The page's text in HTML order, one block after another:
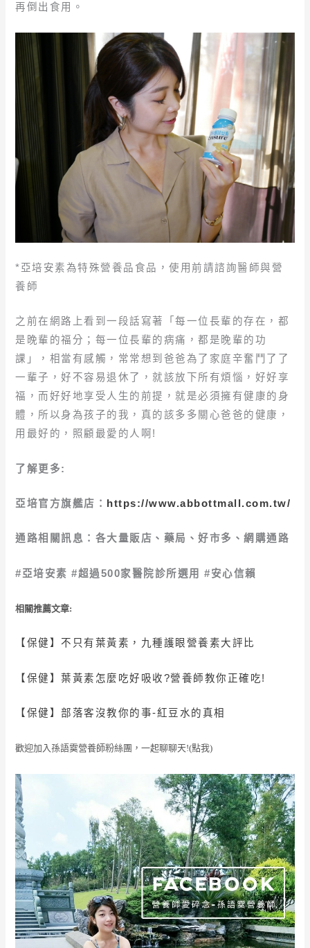
再倒出食用。
*亞培安素為特殊營養品食品，使用前請諮詢醫師與營
養師
之前在網路上看到一段話寫著「每一位長輩的存在，都
是晚輩的福分；每一位長輩的病痛，都是晚輩的功
課」，相當有感觸，常常想到爸爸為了家庭辛奮鬥了了
一輩子，好不容易退休了，就該放下所有煩惱，好好享
福，而好好地享受人生的前提，就是必須擁有健康的身
體，所以身為孩子的我，真的該多多關心爸爸的健康，
用最好的，照顧最愛的人啊!
了解更多:
亞培官方旗艦店： https://www.abbottmall.com.tw/
通路相關訊息：各大量販店、藥局、好市多、網購通路
#亞培安素 #超過500家醫院診所選用 #安心信賴
相關推薦文章:
【保健】不只有葉黃素 ，九種護眼營養素大評比
【保健】葉黃素怎麼吃好吸收?營養師教你正確吃!
【保健】部落客沒教你的事-紅豆水的真相
歡迎加入孫語霙營養師粉絲團，一起聊聊天!(點我)